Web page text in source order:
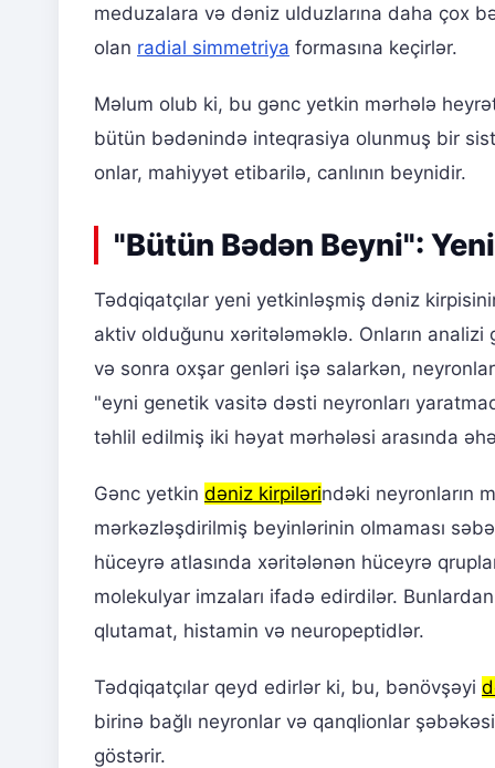
meduzalara və dəniz ulduzlarına daha çox
olan radial simmetriya formasına keçirlər.
Məlum olub ki, bu gənc yetkin mərhələ
bütün bədənində inteqrasiya olunmuş bir
onlar, mahiyyət etibarilə, canlının beynidir.
"Bütün Bədən Beyni":
Tədqiqatçılar yeni yetkinləşmiş dəniz
aktiv olduğunu xəritələməklə. Onların
və sonra oxşar genləri işə salarkən,
"eyni genetik vasitə dəsti neyronları
təhlil edilmiş iki həyat mərhələsi arasında
Gənc yetkin dəniz kirpilərindəki neyronların
mərkəzləşdirilmiş beyinlərinin olmaması
hüceyrə atlasında xəritələnən hüceyrə
molekulyar imzaları ifadə edirdilər.
qlutamat, histamin və neuropeptidlər.
Tədqiqatçılar qeyd edirlər ki, bu, bənövşəyi
birinə bağlı neyronlar və qanqlionlar
göstərir.